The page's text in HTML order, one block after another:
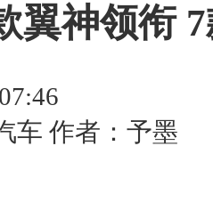
翼神领衔
车 作者：予墨